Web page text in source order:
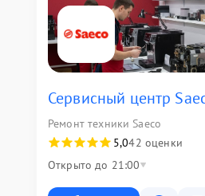
Сервисный центр
Ремонт техники Saeco
5,042 оценки
Открыто до 21:00